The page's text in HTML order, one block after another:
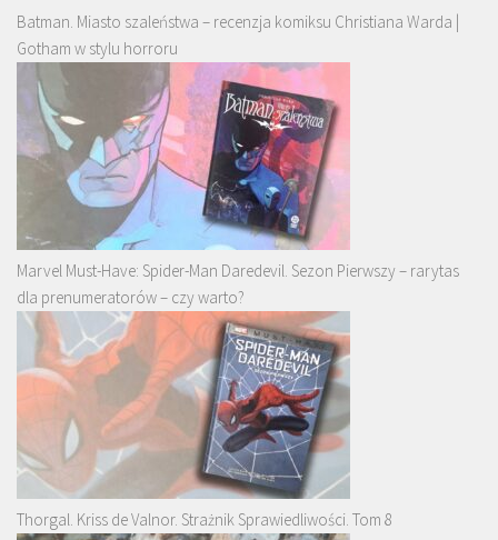
Batman. Miasto szaleństwa – recenzja komiksu Christiana Warda |
Gotham w stylu horroru
Marvel Must-Have: Spider-Man Daredevil. Sezon Pierwszy – rarytas
dla prenumeratorów – czy warto?
Thorgal. Kriss de Valnor. Strażnik Sprawiedliwości. Tom 8